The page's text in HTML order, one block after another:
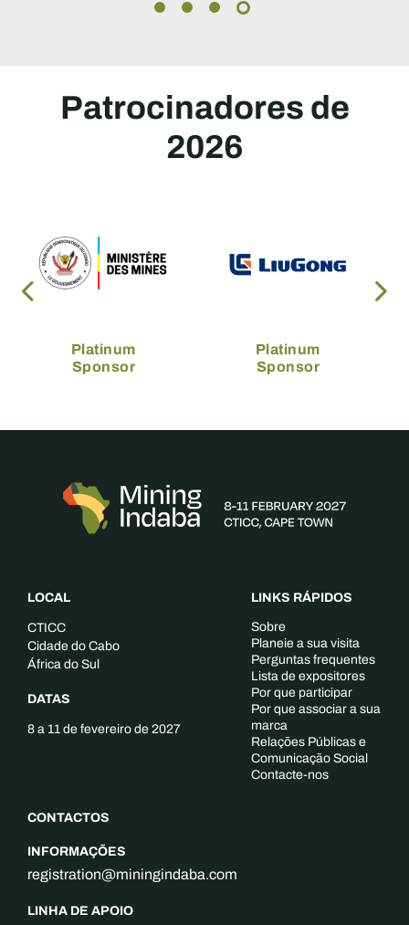
Patrocinadores de
2026
Platinum
Sponsor
Platinum
Sponsor
LOCAL
CTICC
Cidade do Cabo
África do Sul
DATAS
8 a 11 de fevereiro de 2027
CONTACTOS
INFORMAÇÕES
registration@miningindaba.com
LINHA DE APOIO
LINKS RÁPIDOS
Sobre
Planeie a sua visita
Perguntas frequentes
Lista de expositores
Por que participar
Por que associar a sua
marca
Relações Públicas e
Comunicação Social
Contacte-nos